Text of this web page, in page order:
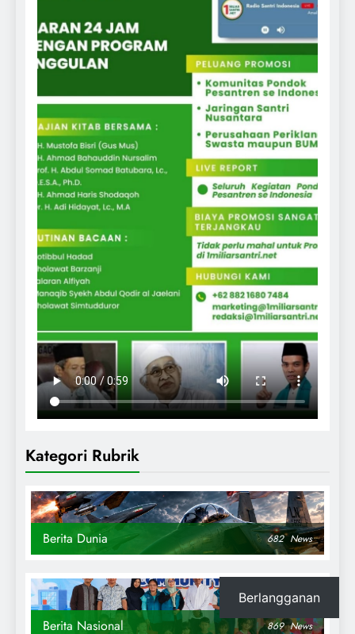
Kategori Rubrik
Berita Dunia 682 News
Berita Nasional 869 News
Berlangganan